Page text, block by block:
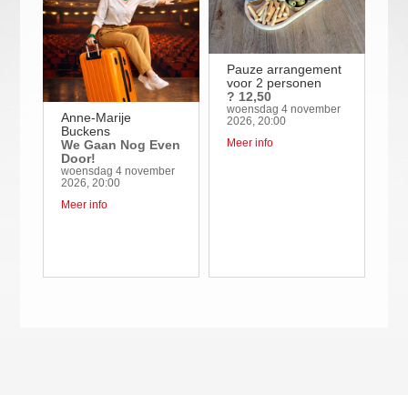
Anne-Marije
Buckens
We Gaan Nog Even
Door!
woensdag 4 november
2026, 20:00
Meer info
Pauze arrangement
voor 2 personen
? 12,50
woensdag 4 november
2026, 20:00
Meer info